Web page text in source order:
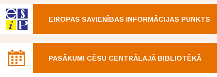
EIROPAS SAVIENĪBAS INFORMĀCIJAS PUNKTS
PASĀKUMI CĒSU CENTRĀLAJĀ BIBLIOTĒKĀ